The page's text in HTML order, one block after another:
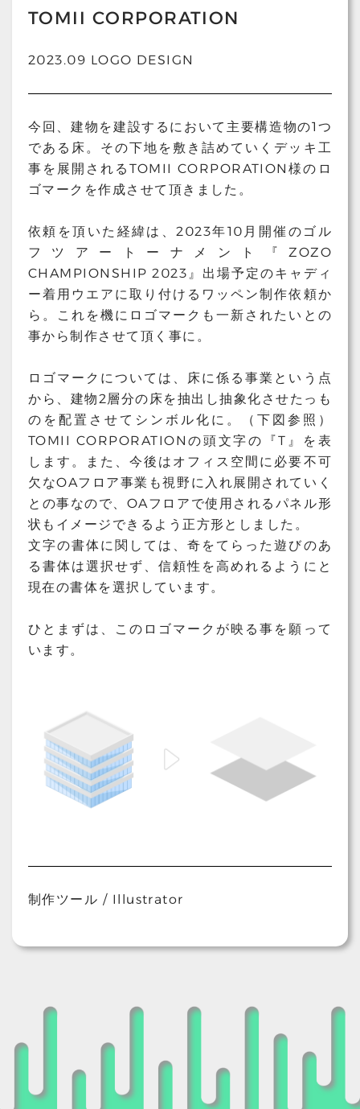
TOMII CORPORATION
2023.09 LOGO DESIGN
今回、建物を建設するにおいて主要構造物の1つ
である床。その下地を敷き詰めていくデッキ工
事を展開されるTOMII CORPORATION様のロ
ゴマークを作成させて頂きました。
依頼を頂いた経緯は、2023年10月開催のゴル
フツアートーナメント『ZOZO
CHAMPIONSHIP 2023』出場予定のキャディ
ー着用ウエアに取り付けるワッペン制作依頼か
ら。これを機にロゴマークも一新されたいとの
事から制作させて頂く事に。
ロゴマークについては、床に係る事業という点
から、建物2層分の床を抽出し抽象化させたっも
のを配置させてシンボル化に。（下図参照）
TOMII CORPORATIONの頭文字の『T』を表
します。また、今後はオフィス空間に必要不可
欠なOAフロア事業も視野に入れ展開されていく
との事なので、OAフロアで使用されるパネル形
状もイメージできるよう正方形としました。
文字の書体に関しては、奇をてらった遊びのあ
る書体は選択せず、信頼性を高めれるようにと
現在の書体を選択しています。
ひとまずは、このロゴマークが映る事を願って
います。
制作ツール / Illustrator